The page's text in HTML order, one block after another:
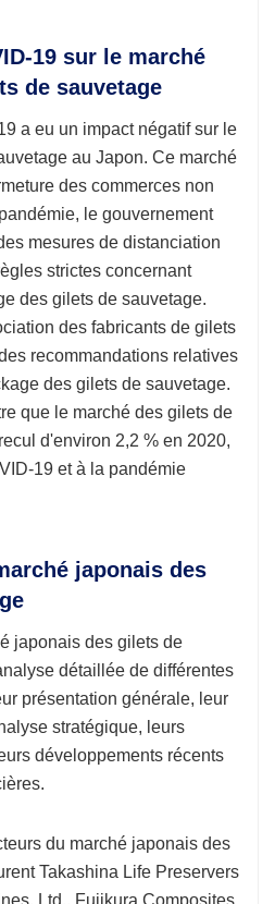
19 sur le marché
de sauvetage
a eu un impact négatif sur le
au Japon. Ce marché
des commerces non
le gouvernement
mesures de distanciation
strictes concernant
des gilets de sauvetage.
des fabricants de gilets
recommandations relatives
des gilets de sauvetage.
que le marché des gilets de
d'environ 2,2 % en 2020,
19 et à la pandémie
japonais des
japonais des gilets de
détaillée de différentes
présentation générale, leur
stratégique, leurs
développements récents
du marché japonais des
Takashina Life Preservers
Ltd., Fujikura Composites